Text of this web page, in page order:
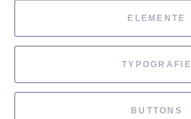
ELEMENTE
TYPOGRAFIE
BUTTONS